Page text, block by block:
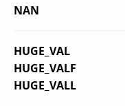
NAN
HUGE_VAL
HUGE_VALF
HUGE_VALL